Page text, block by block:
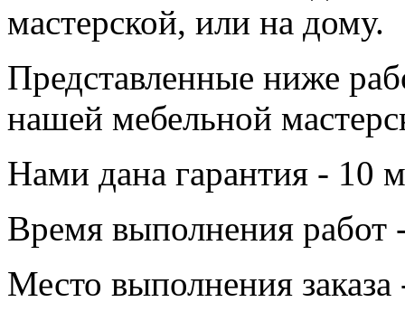
мастерской, или на дому.
Представленные ниже
нашей мебельной
Нами дана гарантия - 10
Время выполнения работ
Место выполнения